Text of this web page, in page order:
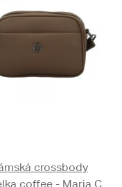
crossbody
coffee - Maria C